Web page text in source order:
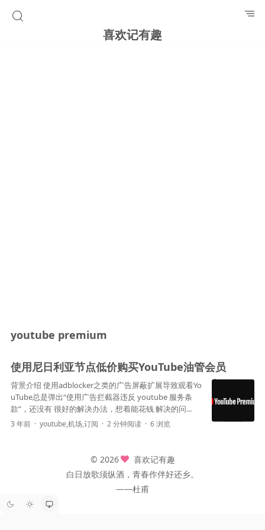
喜欢记有趣
youtube premium
使用尼日利亚节点低价购买YouTube油管会员
背景介绍 使用adblocker之类的广告屏蔽扩展导致观看Yo
uTube总是弹出“使用广告拦截器违反 youtube 服务条
款”，还没有 很好的解决办法，想着能花钱 解决的问...
3 年前 youtube,机场,订阅 2 分钟阅读 6 浏览
© 2026
喜欢记有趣
白日放歌须纵酒，青春作伴好还乡。
——杜甫